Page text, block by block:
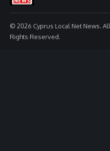
© 2026 Cyprus Local Net News. All
Rights Reserved.